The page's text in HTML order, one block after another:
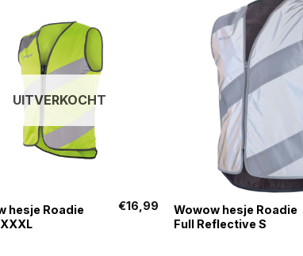
UITVERKOCHT
hesje Roadie
€16,99
Wowow hesje Roadie
Full Reflective S